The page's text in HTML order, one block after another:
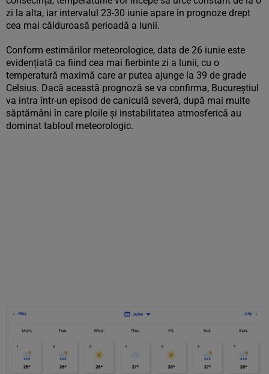
zi la alta, iar intervalul 23-30 iunie apare în prognoze drept
cea mai călduroasă perioadă a lunii.
Conform estimărilor meteorologice, data de 26 iunie este
evidențiată ca fiind cea mai fierbinte zi a lunii, cu o
temperatură maximă care ar putea ajunge la 39 de grade
Celsius. Dacă această prognoză se va confirma, Bucureștiul
va intra într-un episod de caniculă severă, după mai multe
săptămâni în care ploile și instabilitatea atmosferică au
dominat tabloul meteorologic.